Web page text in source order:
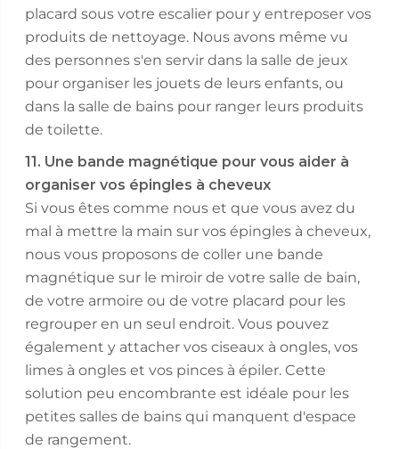
placard sous votre escalier pour y entreposer vos
produits de nettoyage. Nous avons même vu
des personnes s'en servir dans la salle de jeux
pour organiser les jouets de leurs enfants, ou
dans la salle de bains pour ranger leurs produits
de toilette.
11. Une bande magnétique pour vous aider à
organiser vos épingles à cheveux
Si vous êtes comme nous et que vous avez du
mal à mettre la main sur vos épingles à cheveux,
nous vous proposons de coller une bande
magnétique sur le miroir de votre salle de bain,
de votre armoire ou de votre placard pour les
regrouper en un seul endroit. Vous pouvez
également y attacher vos ciseaux à ongles, vos
limes à ongles et vos pinces à épiler. Cette
solution peu encombrante est idéale pour les
petites salles de bains qui manquent d'espace
de rangement.